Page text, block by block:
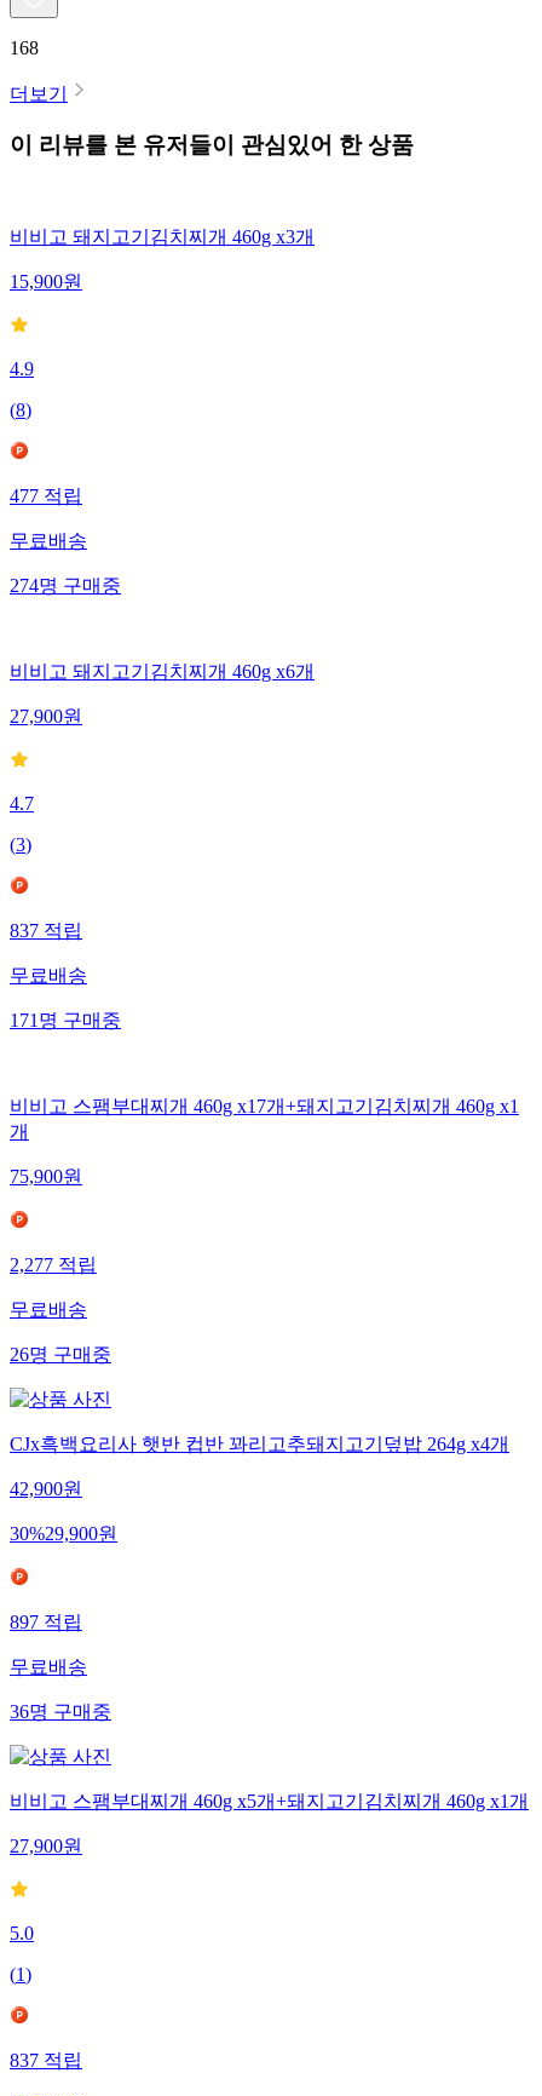
168
더보기
이 리뷰를 본 유저들이 관심있어 한 상품
비비고 돼지고기김치찌개 460g x3개
15,900원
4.9
(8)
477적립
무료배송
274명구매중
비비고 돼지고기김치찌개 460g x6개
27,900원
4.7
(3)
837적립
무료배송
171명구매중
비비고 스팸부대찌개 460g x17개+돼지고기김치찌개 460g x1
개
75,900원
2,277적립
무료배송
26명구매중
CJx흑백요리사 햇반 컵반 꽈리고추돼지고기덮밥 264g x4개
42,900원
30%29,900원
897적립
무료배송
36명구매중
비비고 스팸부대찌개 460g x5개+돼지고기김치찌개 460g x1개
27,900원
5.0
(1)
837적립